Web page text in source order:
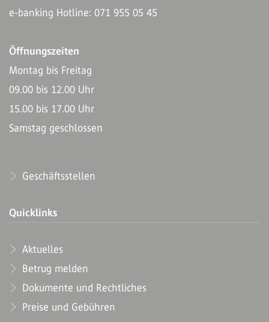
e-banking Hotline: 071 955 05 45
Öffnungszeiten
Montag bis Freitag
09.00 bis 12.00 Uhr
15.00 bis 17.00 Uhr
Samstag geschlossen
Geschäftsstellen
Quicklinks
Aktuelles
Betrug melden
Dokumente und Rechtliches
Preise und Gebühren